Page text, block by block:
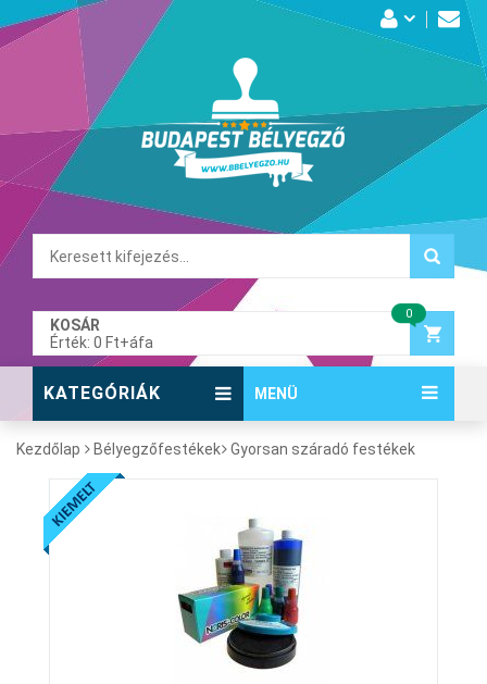
KOSÁR
Érték: 0 Ft+áfa
0
KATEGÓRIÁK MENÜ
Kezdőlap Bélyegzőfestékek Gyorsan száradó festékek